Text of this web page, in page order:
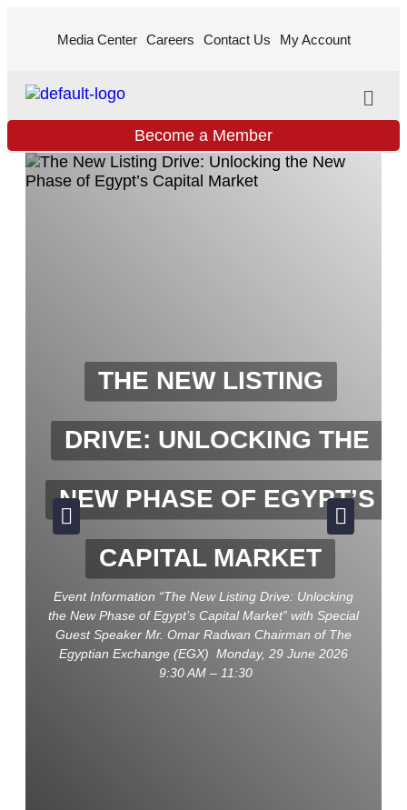
Media Center Careers Contact Us My Account
Become a Member
THE NEW LISTING
DRIVE: UNLOCKING THE
NEW PHASE OF EGYPT’S
CAPITAL MARKET
Event Information “The New Listing Drive: Unlocking
the New Phase of Egypt’s Capital Market” with Special
Guest Speaker Mr. Omar Radwan Chairman of The
Egyptian Exchange (EGX) Monday, 29 June 2026
9:30 AM – 11:30